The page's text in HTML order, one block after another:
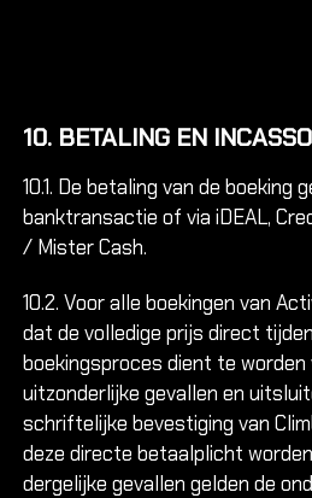
10. BETALING EN INCASSO
10.1. De betaling van de boeking
banktransactie of via iDEAL,
/ Mister Cash.
10.2. Voor alle boekingen van
dat de volledige prijs direct
boekingsproces dient te worden
uitzonderlijke gevallen en
schriftelijke bevestiging van
deze directe betaalplicht
dergelijke gevallen gelden de